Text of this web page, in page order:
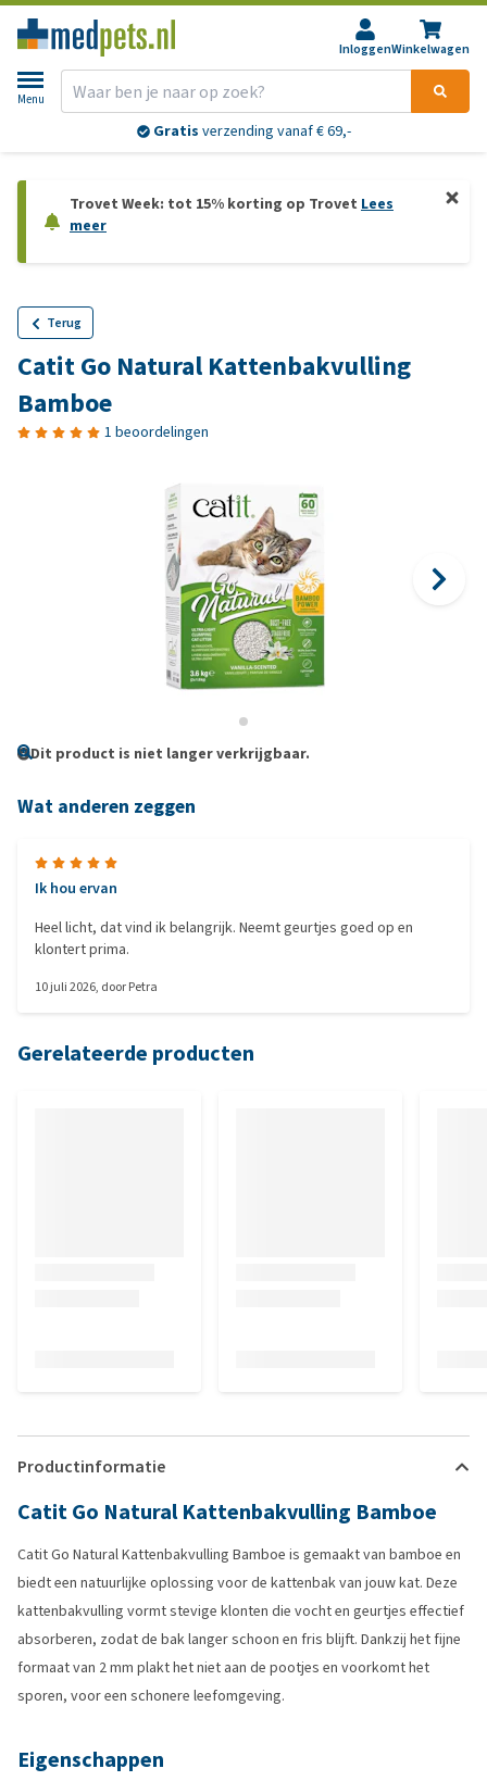
InloggenWinkelwagen
Menu
Gratis verzending vanaf € 69,-
Trovet Week: tot 15% korting op Trovet Lees
meer
Terug
Catit Go Natural Kattenbakvulling
Bamboe
1 beoordelingen
Dit product is niet langer verkrijgbaar.
Wat anderen zeggen
Ik hou ervan
Heel licht, dat vind ik belangrijk. Neemt geurtjes goed op en
klontert prima.
10 juli 2026, doorPetra
Gerelateerde producten
Productinformatie
Catit Go Natural Kattenbakvulling Bamboe
Catit Go Natural Kattenbakvulling Bamboe is gemaakt van bamboe en
biedt een natuurlijke oplossing voor de kattenbak van jouw kat. Deze
kattenbakvulling vormt stevige klonten die vocht en geurtjes effectief
absorberen, zodat de bak langer schoon en fris blijft. Dankzij het fijne
formaat van 2 mm plakt het niet aan de pootjes en voorkomt het
sporen, voor een schonere leefomgeving.
Eigenschappen